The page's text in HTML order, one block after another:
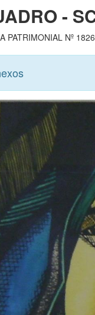
-
PATRIMONIAL Nº 1826